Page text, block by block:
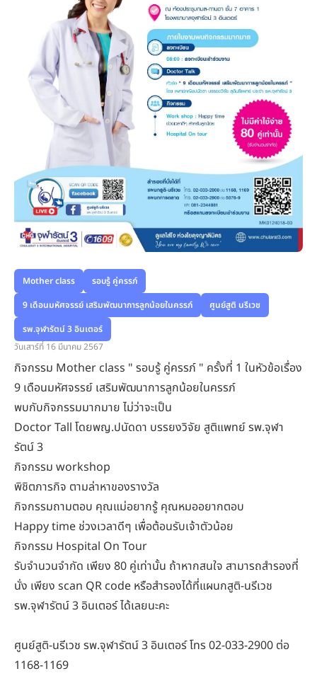
Mother class
รอบรู้ คู่ครรภ์
9 เดือนมหัศจรรย์ เสริมพัฒนาการลูกน้อยในครรภ์
ศูนย์สูติ นรีเวช
รพ.จุฬารัตน์ 3 อินเตอร์
วันเสาร์ที่ 16 มีนาคม 2567
กิจกรรม Mother class " รอบรู้ คู่ครรภ์ " ครั้งที่ 1 ในหัวข้อเรื่อง
9 เดือนมหัศจรรย์ เสริมพัฒนาการลูกน้อยในครรภ์
พบกับกิจกรรมมากมาย ไม่ว่าจะเป็น
Doctor Tall โดยพญ.ปนัดดา บรรยงวิจัย สูติแพทย์ รพ.จุฬา
รัตน์ 3
กิจกรรม workshop
พิชิตภารกิจ ตามล่าหาของรางวัล
กิจกรรมถามตอบ คุณแม่อยากรู้ คุณหมออยากตอบ
Happy time ช่วงเวลาดีๆ เพื่อต้อนรับเจ้าตัวน้อย
กิจกรรม Hospital On Tour
รับจำนวนจำกัด เพียง 80 คู่เท่านั้น ถ้าหากสนใจ สามารถสำรองที่
นั่ง เพียง scan QR code หรือสำรองได้ที่แผนกสูติ-นรีเวช
รพ.จุฬารัตน์ 3 อินเตอร์ ได้เลยนะคะ
ศูนย์สูติ-นรีเวช รพ.จุฬารัตน์ 3 อินเตอร์ โทร 02-033-2900 ต่อ
1168-1169